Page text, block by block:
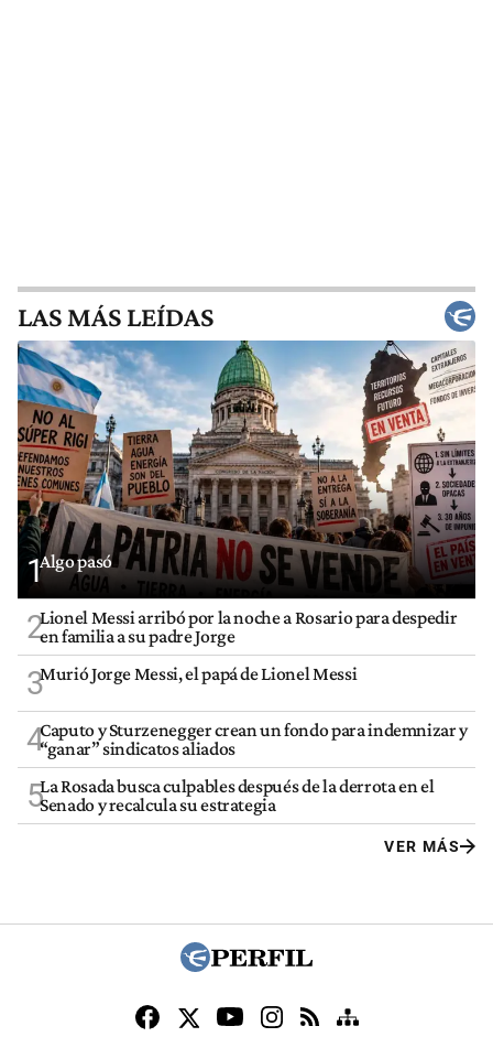
LAS MÁS LEÍDAS
1Algo pasó
2Lionel Messi arribó por la noche a Rosario para despedir
en familia a su padre Jorge
3Murió Jorge Messi, el papá de Lionel Messi
4Caputo y Sturzenegger crean un fondo para indemnizar y
“ganar” sindicatos aliados
5La Rosada busca culpables después de la derrota en el
Senado y recalcula su estrategia
VER MÁS